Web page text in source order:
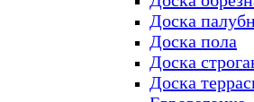
Доска
Доска пола
Доска
Доска